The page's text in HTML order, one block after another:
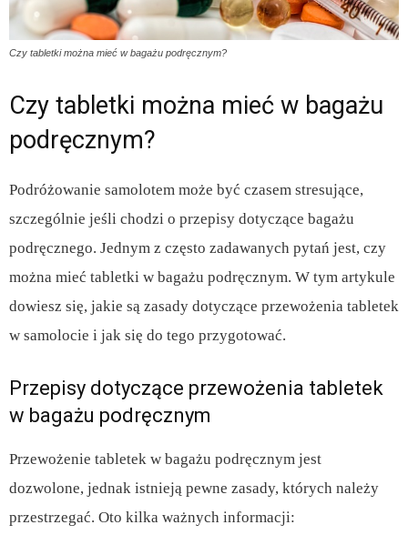
Czy tabletki można mieć w bagażu podręcznym?
Czy tabletki można mieć w bagażu
podręcznym?
Podróżowanie samolotem może być czasem stresujące,
szczególnie jeśli chodzi o przepisy dotyczące bagażu
podręcznego. Jednym z często zadawanych pytań jest, czy
można mieć tabletki w bagażu podręcznym. W tym artykule
dowiesz się, jakie są zasady dotyczące przewożenia tabletek
w samolocie i jak się do tego przygotować.
Przepisy dotyczące przewożenia tabletek
w bagażu podręcznym
Przewożenie tabletek w bagażu podręcznym jest
dozwolone, jednak istnieją pewne zasady, których należy
przestrzegać. Oto kilka ważnych informacji: